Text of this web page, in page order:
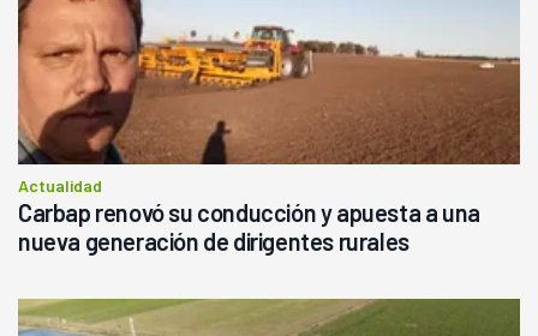
Actualidad
Carbap renovó su conducción y apuesta a una
nueva generación de dirigentes rurales